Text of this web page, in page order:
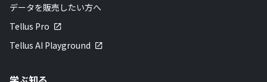
データを販売したい方へ
Tellus Pro
Tellus AI Playground